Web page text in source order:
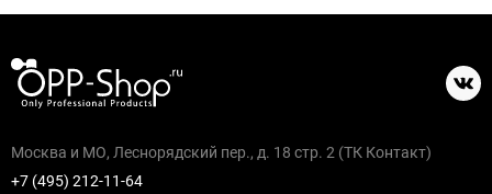
Москва и МО, Леснорядский пер., д. 18 стр. 2 (ТК Контакт)
+7 (495) 212-11-64